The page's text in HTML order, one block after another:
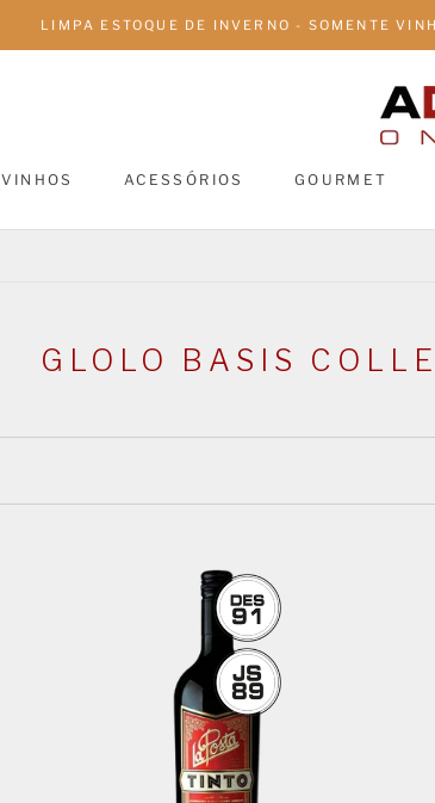
LIMPA ESTOQUE DE INVERNO - SOMENTE
VINHOS
ACESSÓRIOS GOURMET
GLOLO BASIS